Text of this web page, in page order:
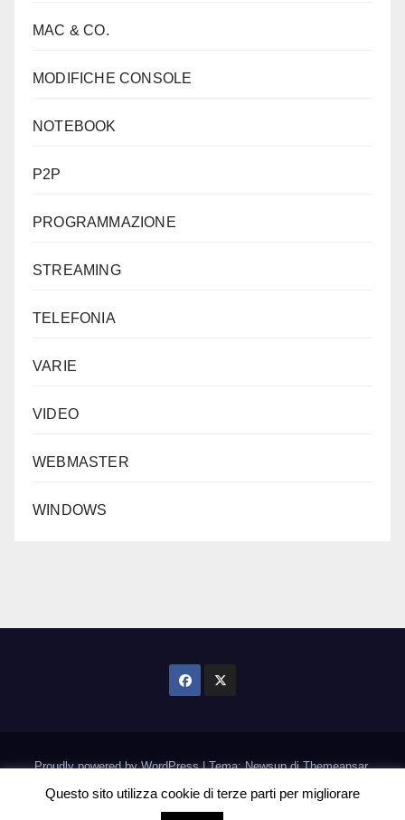
MAC & CO.
MODIFICHE CONSOLE
NOTEBOOK
P2P
PROGRAMMAZIONE
STREAMING
TELEFONIA
VARIE
VIDEO
WEBMASTER
WINDOWS
Proudly powered by WordPress|Tema: Newsup diThemeansar.
HomeInformativa Cookie
Questo sito utilizza cookie di terze parti per migliorare